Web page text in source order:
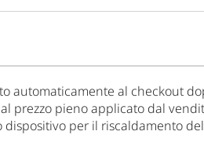
automaticamente al checkout
prezzo pieno applicato dal
dispositivo per il riscaldamento